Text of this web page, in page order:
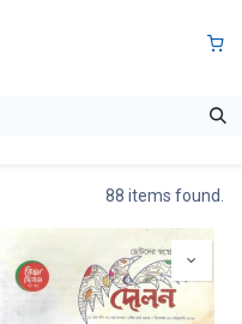
88 items found.